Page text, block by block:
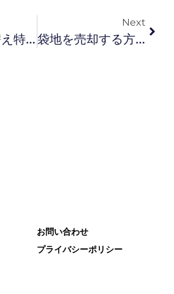
住宅の買い替え特例とは？条件や注意点について解説
Next
袋地を売却する方法は？コツや活用方法について解説
お問い合わせ
プライバシーポリシー